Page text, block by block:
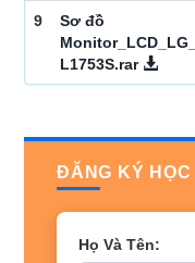
9
Sơ đồ
L1753S.rar
ĐĂNG KÝ HỌC
Họ Và Tên: